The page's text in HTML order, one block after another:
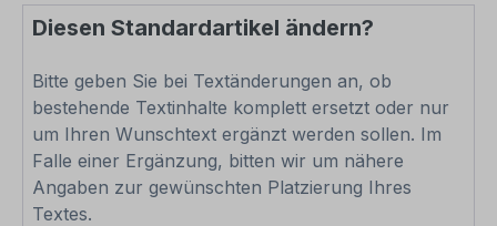
Diesen Standardartikel ändern?
Bitte geben Sie bei Textänderungen an, ob
bestehende Textinhalte komplett ersetzt oder nur
um Ihren Wunschtext ergänzt werden sollen. Im
Falle einer Ergänzung, bitten wir um nähere
Angaben zur gewünschten Platzierung Ihres
Textes.